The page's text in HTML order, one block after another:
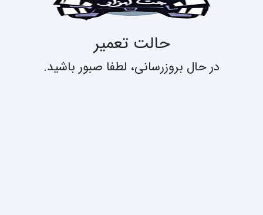
حالت تعمیر
در حال بروزرسانی، لطفا صبور باشید.